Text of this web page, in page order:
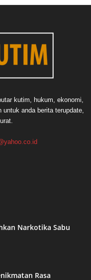
kutim, hukum, ekonomi,
anda berita terupdate,
Narkotika Sabu
Rasa